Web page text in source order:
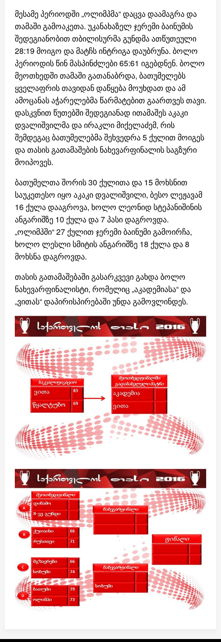
მესამე პერიოდში „ოლიმპმა“ დაცვა დაამაგრა და
თამაში გამოაკეთა. უკანახაზელ ჯერემი ბაინუმის
შედეგიანობით თბილისურმა გუნდმა ათწუთეული
28:19 მოიგო და მატჩს ინტრიგა დაუბრუნა. ბოლო
პერიოდის წინ მასპინძლები 65:61 იგებდნენ. ბოლო
მეოთხედში თამაში გათანაბრდა, ბათუმელებს
ყველაფრის თავიდან დაწყება მოუხდათ და ამ
ამოცანას აჭარელებმა წარმატებით გაართვეს თავი.
დასკვნით წუთებში შედეგიანად ითამაშეს აკაკი
დვალიშვილმა და ირაკლი მიქელაძემ, რის
შემდეგაც ბათუმელებმა შეხვედრა 5 ქულით მოიგეს
და თასის გათამაშების ნახევარფინალის საგზური
მოიპოვეს.
ბათუმელთა შორის 30 ქულითა და 15 მოხსნით
საუკეთესო იყო აკაკი დვალიშვილი, ბესო ლეჟავამ
16 ქულა დააგროვა, ხოლო ლეონიდ სტეპანიშინის
ანგარიშზე 10 ქულა და 7 პასი დაგროვდა.
„ოლიმპში“ 27 ქულით ჯერემი ბაინუმი გამოირჩა,
ხოლო ლესლი სმიტის ანგარიშზე 18 ქულა და 8
მოხსნა დაგროვდა.
თასის გათამაშებაში გასარკვევი გახდა ბოლო
ნახევარფინალისტი, რომელიც „აკადემიასა“ და
„ვითას“ დაპირისპირებაში უნდა გამოვლინდეს.